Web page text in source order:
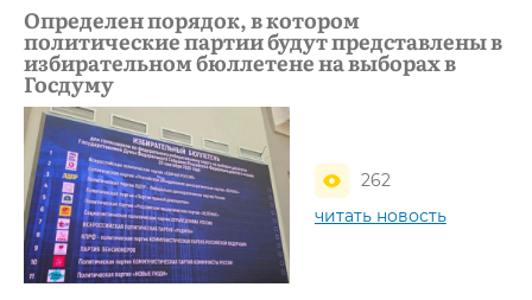
Определен порядок, в котором
политические партии будут представлены в
избирательном бюллетене на выборах в
Госдуму
262
читать новость